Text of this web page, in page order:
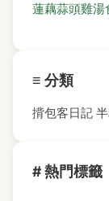
蓮藕蒜頭雞
≡ 分類
揹包客日記
# 熱門標籤